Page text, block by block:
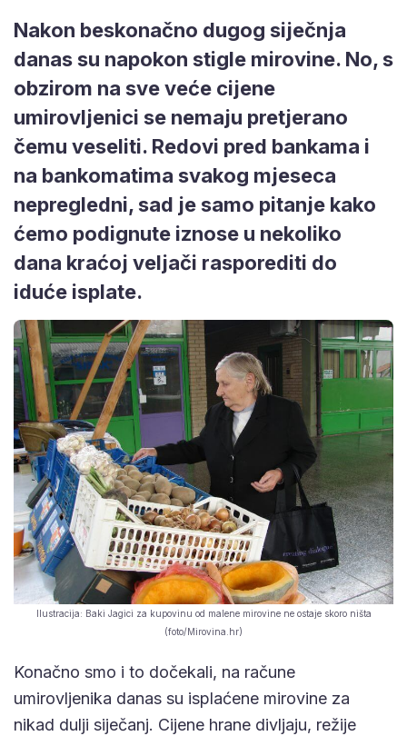
Nakon beskonačno dugog siječnja
danas su napokon stigle mirovine. No, s
obzirom na sve veće cijene
umirovljenici se nemaju pretjerano
čemu veseliti. Redovi pred bankama i
na bankomatima svakog mjeseca
nepregledni, sad je samo pitanje kako
ćemo podignute iznose u nekoliko
dana kraćoj veljači rasporediti do
iduće isplate.
Ilustracija: Baki Jagici za kupovinu od malene mirovine ne ostaje skoro ništa
(foto/Mirovina.hr)
Konačno smo i to dočekali, na račune
umirovljenika danas su isplaćene mirovine za
nikad dulji siječanj. Cijene hrane divljaju, režije